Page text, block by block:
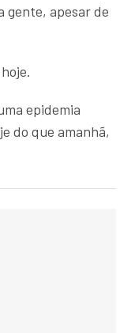
gente, apesar de
epidemia
do que amanhã,